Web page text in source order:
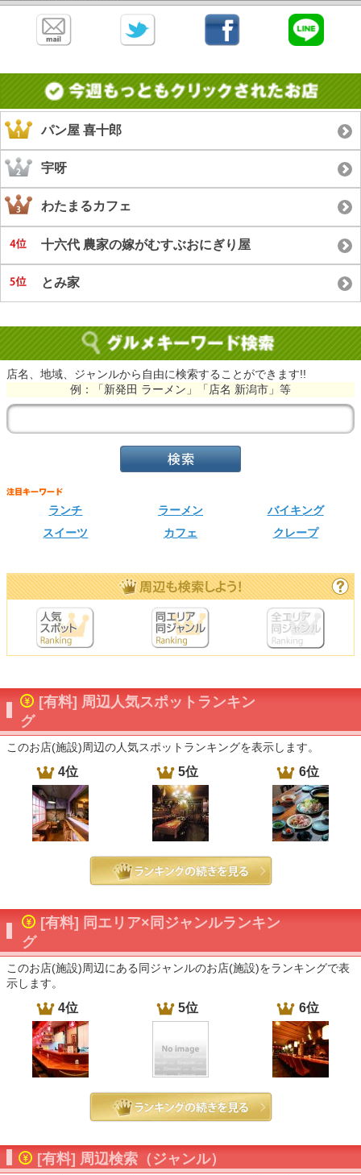
パン屋 喜十郎
宇呀
わたまるカフェ
十六代 農家の嫁がむすぶおにぎり屋
とみ家
店名、地域、ジャンルから自由に検索することができます!!
例：「新発田 ラーメン」「店名 新潟市」等
ランチ ラーメン
バイキング
スイーツ
カフェ クレープ
[有料] 周辺人気スポットランキン
グ
このお店(施設)周辺の人気スポットランキングを表示します。
4位 5位 6位
[有料] 同エリア×同ジャンルランキン
グ
このお店(施設)周辺にある同ジャンルのお店(施設)をランキングで表
示します。
4位 5位 6位
[有料] 周辺検索（ジャンル）